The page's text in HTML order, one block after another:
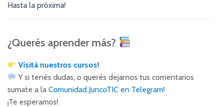
Hasta la próxima!
¿Querés aprender más?
Visitá nuestros cursos!
Y si tenés dudas, o querés dejarnos tus comentarios
sumate a la Comunidad JuncoTIC en Telegram!
¡Te esperamos!